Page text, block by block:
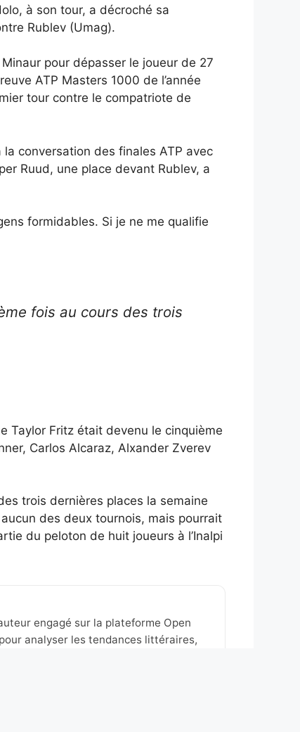
à son tour, a décroché sa
Rublev (Umag).
pour dépasser le joueur de 27
ATP Masters 1000 de l’année
tour contre le compatriote de
conversation des finales ATP avec
Ruud, une place devant Rublev, a
formidables. Si je ne me qualifie
fois au cours des trois
Taylor Fritz était devenu le cinquième
Carlos Alcaraz, Alxander Zverev
trois dernières places la semaine
des deux tournois, mais pourrait
du peloton de huit joueurs à l’Inalpi
engagé sur la plateforme Open
analyser les tendances littéraires,